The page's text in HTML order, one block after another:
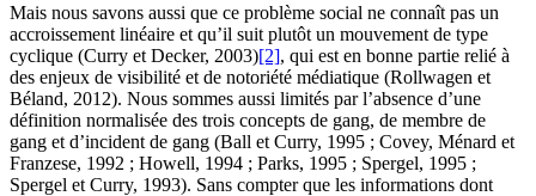
Mais nous savons aussi que ce problème social ne connaît pas un
accroissement linéaire et qu’il suit plutôt un mouvement de type
cyclique (Curry et Decker, 2003)[2], qui est en bonne partie relié à
des enjeux de visibilité et de notoriété médiatique (Rollwagen et
Béland, 2012). Nous sommes aussi limités par l’absence d’une
définition normalisée des trois concepts de gang, de membre de
gang et d’incident de gang (Ball et Curry, 1995 ; Covey, Ménard et
Franzese, 1992 ; Howell, 1994 ; Parks, 1995 ; Spergel, 1995 ;
Spergel et Curry, 1993). Sans compter que les informations dont